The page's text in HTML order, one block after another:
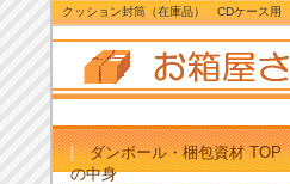
クッション封筒（在庫品） CDケース用
ダンボール・梱包資材 TOP
の中身